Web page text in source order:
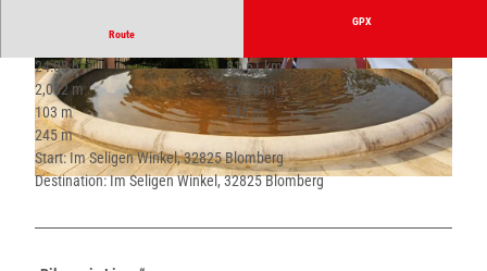
© im Auftrag der Lippischen Landeskirche, Robin Jähne |CC-BY-ND
© im Auftrag der Lippischen Landeskirche, Ro
bin Jähne |CC-BY-ND
© im Auftrag der Lippischen Landeskirche, Ro
bin Jähne |CC-BY-ND
Route
GPX
24:08 h
81.61 km
2,052 m
2,049 m
103 m
348 m
245 m
Start: Im Seligen Winkel, 32825 Blomberg
Destination: Im Seligen Winkel, 32825 Blomberg